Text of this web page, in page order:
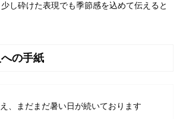
し砕けた表現でも季節感を込めて伝えると
の手紙
、まだまだ暑い日が続いております